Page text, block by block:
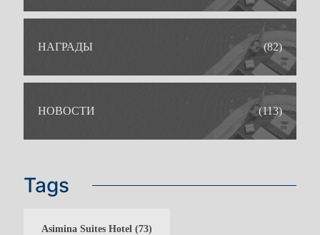
ОТДЫХ ТОЛЬКО ДЛЯ
ВЗРОСЛЫХ
НАГРАДЫ (82)
НОВОСТИ (113)
Tags
Asimina Suites Hotel (73)